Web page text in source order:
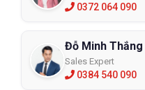
0372 064 090
Đỗ Minh Thắng
Sales Expert
0384 540 090